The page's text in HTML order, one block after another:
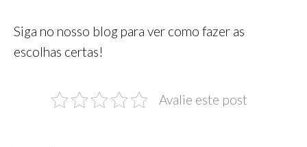
Siga no nosso blog para ver como fazer as
escolhas certas!
Avalie este post